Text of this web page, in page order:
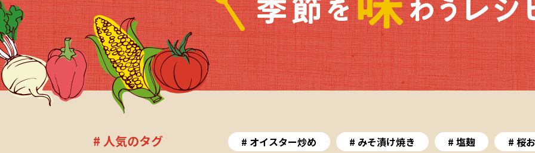
# 人気のタグ オイスター炒め みそ漬け焼き 塩麹 桜